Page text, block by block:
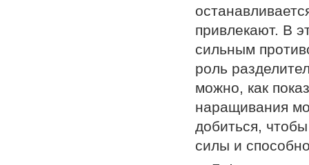
привлекают. В
сильным
роль
можно, как
наращивания
добиться,
силы и